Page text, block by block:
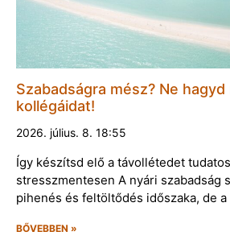
Szabadságra mész? Ne hagyd
kollégáidat!
2026. július. 8. 18:55
Így készítsd elő a távollétedet
stresszmentesen A nyári szabadság
pihenés és feltöltődés időszaka, de
BŐVEBBEN »